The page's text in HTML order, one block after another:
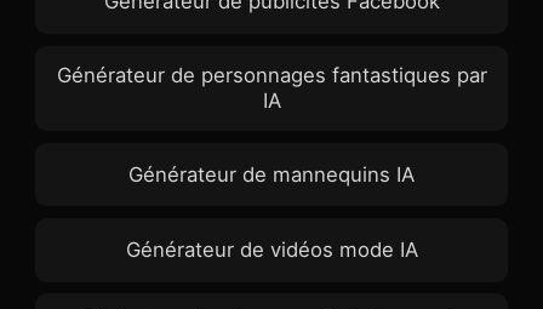
Générateur de personnages fantastiques par
IA
Générateur de mannequins IA
Générateur de vidéos mode IA